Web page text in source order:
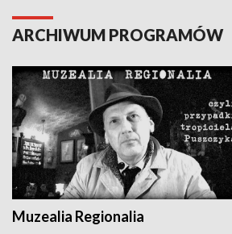
ARCHIWUM PROGRAMÓW
Muzealia Regionalia